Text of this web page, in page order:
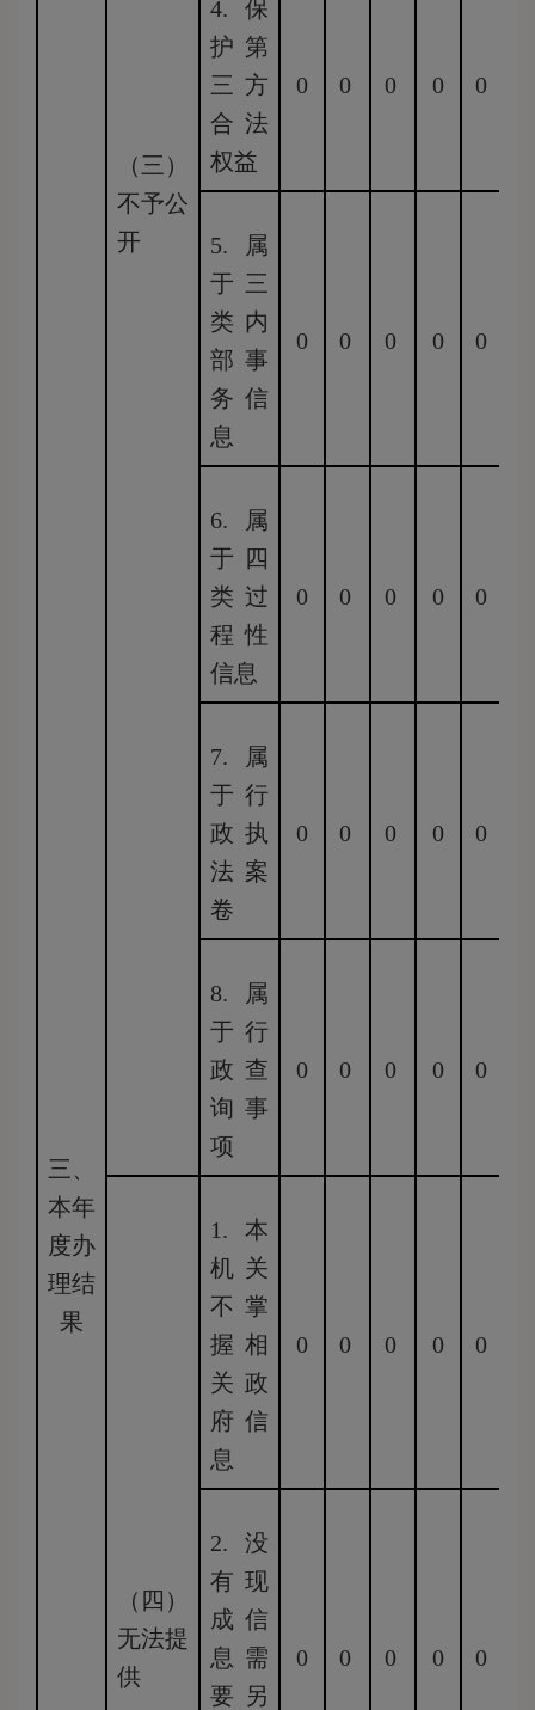
三、
本年
度办
理结
果
（三）
不予公
开
4.保
护第
三方
合法
权益
0 0 0 0 0
5.属
于三
类内
部事
务信
息
0 0 0 0 0
6.属
于四
类过
程性
信息
0 0 0 0 0
7.属
于行
政执
法案
卷
0 0 0 0 0
8.属
于行
政查
询事
项
0 0 0 0 0
（四）
无法提
供
1.本
机关
不掌
握相
关政
府信
息
0 0 0 0 0
2.没
有现
成信
息需
要另
0 0 0 0 0